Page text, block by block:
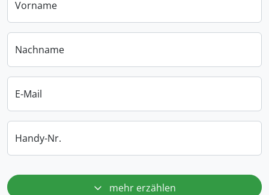
Vorname
Nachname
E-Mail
Handy-Nr.
mehr erzählen